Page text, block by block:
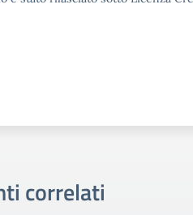
correlati